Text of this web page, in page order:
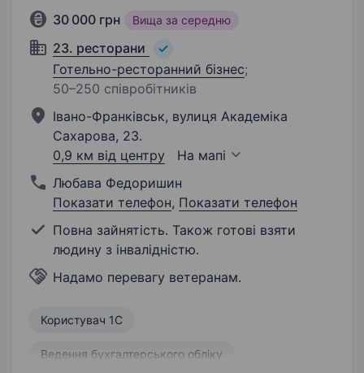
30 000 грн Вища за середню
23. ресторани
Готельно-ресторанний бізнес;
50–250 співробітників
Івано-Франківськ, вулиця Академіка
Сахарова, 23.
0,9 км від центру
На мапі
Любава Федоришин
Показати телефон, Показати телефон
Повна зайнятість. Також готові взяти
людину з інвалідністю.
Надамо перевагу ветеранам.
Користувач 1С
Ведення бухгалтерського обліку